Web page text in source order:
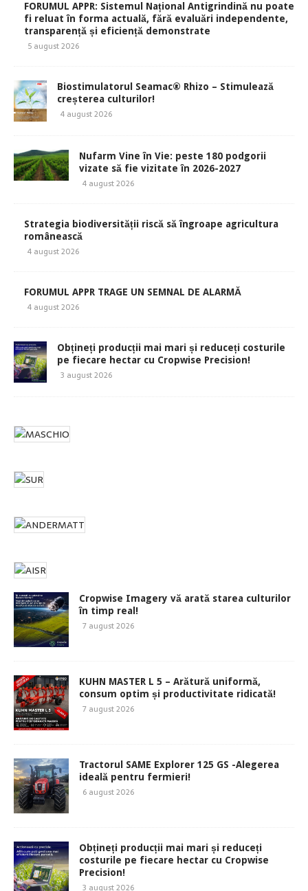
FORUMUL APPR: Sistemul Național Antigrindină nu poate
fi reluat în forma actuală, fără evaluări independente,
transparență și eficiență demonstrate
5 august 2026
Biostimulatorul Seamac® Rhizo – Stimulează
creșterea culturilor!
4 august 2026
Nufarm Vine în Vie: peste 180 podgorii
vizate să fie vizitate în 2026-2027
4 august 2026
Strategia biodiversității riscă să îngroape agricultura
românească
4 august 2026
FORUMUL APPR TRAGE UN SEMNAL DE ALARMĂ
4 august 2026
Obțineți producții mai mari și reduceți costurile
pe fiecare hectar cu Cropwise Precision!
3 august 2026
Cropwise Imagery vă arată starea culturilor
în timp real!
7 august 2026
KUHN MASTER L 5 – Arătură uniformă,
consum optim și productivitate ridicată!
7 august 2026
Tractorul SAME Explorer 125 GS -Alegerea
ideală pentru fermieri!
6 august 2026
Obțineți producții mai mari și reduceți
costurile pe fiecare hectar cu Cropwise
Precision!
3 august 2026